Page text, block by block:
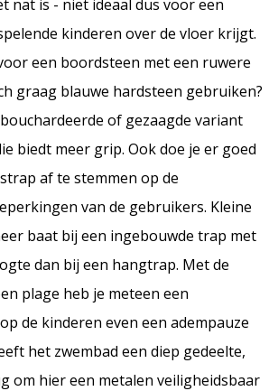
nat is - niet ideaal dus voor een
kinderen over de vloer krijgt.
een boordsteen met een ruwere
graag blauwe hardsteen gebruiken?
of gezaagde variant
biedt meer grip. Ook doe je er goed
af te stemmen op de
van de gebruikers. Kleine
baat bij een ingebouwde trap met
dan bij een hangtrap. Met de
plage heb je meteen een
de kinderen even een adempauze
het zwembad een diep gedeelte,
om hier een metalen veiligheidsbaar